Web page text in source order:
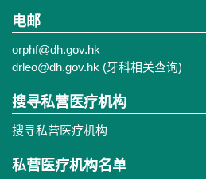
电邮
orphf@dh.gov.hk
drleo@dh.gov.hk (牙科相关查询)
搜寻私营医疗机构
搜寻私营医疗机构
私营医疗机构名单